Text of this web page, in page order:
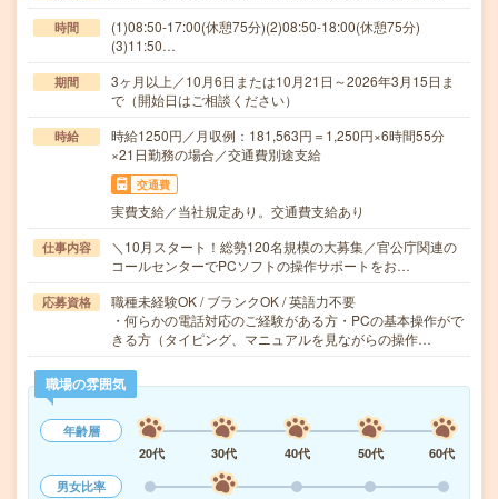
時間
(1)08:50-17:00(休憩75分)(2)08:50-18:00(休憩75分)
(3)11:50…
期間
3ヶ月以上／10月6日または10月21日～2026年3月15日ま
で（開始日はご相談ください）
時給
時給1250円／月収例：181,563円＝1,250円×6時間55分
×21日勤務の場合／交通費別途支給
交通費
実費支給／当社規定あり。交通費支給あり
仕事内容
＼10月スタート！総勢120名規模の大募集／官公庁関連の
コールセンターでPCソフトの操作サポートをお…
応募資格
職種未経験OK / ブランクOK / 英語力不要
・何らかの電話対応のご経験がある方・PCの基本操作がで
きる方（タイピング、マニュアルを見ながらの操作…
職場の雰囲気
年齢層
20代
30代 40代 50代
60代
男女比率